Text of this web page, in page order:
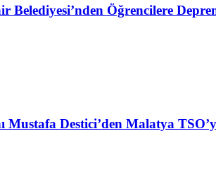
Belediyesi’nden Öğrencilere
Mustafa Destici’den Malatya